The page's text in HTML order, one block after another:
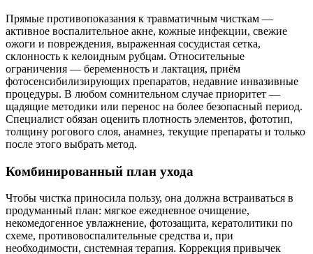
Прямые противопоказания к травматичным чисткам —
активное воспалительное акне, кожные инфекции, свежие
ожоги и повреждения, выраженная сосудистая сетка,
склонность к келоидным рубцам. Относительные
ограничения — беременность и лактация, приём
фотосенсибилизирующих препаратов, недавние инвазивные
процедуры. В любом сомнительном случае приоритет —
щадящие методики или перенос на более безопасный период.
Специалист обязан оценить плотность элементов, фототип,
толщину рогового слоя, анамнез, текущие препараты и только
после этого выбрать метод.
Комбинированный план ухода
Чтобы чистка приносила пользу, она должна встраиваться в
продуманный план: мягкое ежедневное очищение,
некомедогенное увлажнение, фотозащита, кератолитики по
схеме, противовоспалительные средства и, при
необходимости, системная терапия. Коррекция привычек